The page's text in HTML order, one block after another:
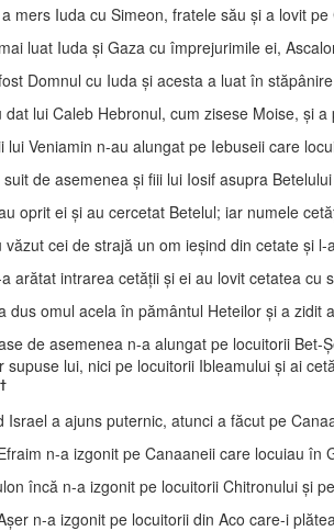
mers Iuda cu Simeon, fratele său şi a lovit
luat Iuda şi Gaza cu împrejurimile ei,
Domnul cu Iuda şi acesta a luat în
dat lui Caleb Hebronul, cum zisese Moise, şi
lui Veniamin n-au alungat pe Iebuseii care
suit de asemenea şi fiii lui Iosif asupra
oprit ei şi au cercetat Betelul; iar numele
văzut cei de strajă un om ieşind din cetate şi
arătat intrarea cetăţii şi ei au lovit cetatea cu
dus omul acela în pământul Heteilor şi a zidit
de asemenea n-a alungat pe locuitorii Bet-
supuse lui, nici pe locuitorii Ibleamului şi ai
†
Israel a ajuns puternic, atunci a făcut pe
n-a izgonit pe Canaaneii care locuiau
încă n-a izgonit pe locuitorii Chitronului şi
n-a izgonit pe locuitorii din Aco care-i